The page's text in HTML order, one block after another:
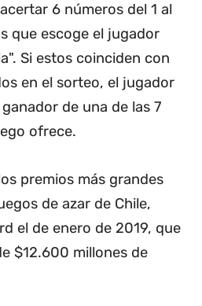
6 números del 1 al
que escoge el jugador
Si estos coinciden con
en el sorteo, el jugador
de una de las 7
ofrece.
premios más grandes
de azar de Chile,
el de enero de 2019, que
$12.600 millones de